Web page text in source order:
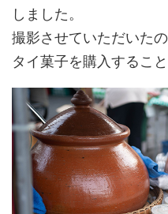
しました。
撮影させていただいた
タイ菓子を購入すること